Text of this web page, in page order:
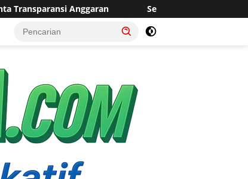
Sering Dilanda Genangan, Desa Sukaraja Usulkan